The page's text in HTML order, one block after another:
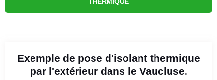
Exemple de pose d'isolant thermique
par l'extérieur dans le Vaucluse.